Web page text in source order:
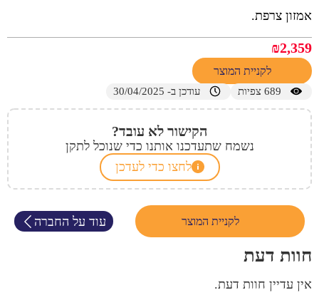
אמזון צרפת.
₪2,359
לקניית המוצר
689 צפיות עודכן ב- 30/04/2025
הקישור לא עובד?
נשמח שתעדכנו אותנו כדי שנוכל לתקן
לחצו כדי לעדכן
לקניית המוצר עוד על החברה
חוות דעת
אין עדיין חוות דעת.